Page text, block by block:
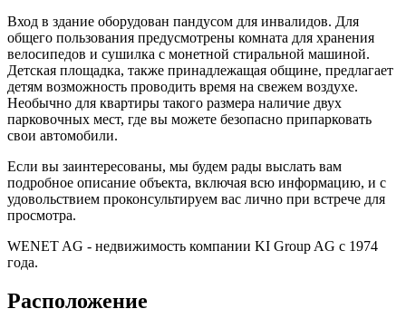
Вход в здание оборудован пандусом для инвалидов. Для
общего пользования предусмотрены комната для хранения
велосипедов и сушилка с монетной стиральной машиной.
Детская площадка, также принадлежащая общине, предлагает
детям возможность проводить время на свежем воздухе.
Необычно для квартиры такого размера наличие двух
парковочных мест, где вы можете безопасно припарковать
свои автомобили.
Если вы заинтересованы, мы будем рады выслать вам
подробное описание объекта, включая всю информацию, и с
удовольствием проконсультируем вас лично при встрече для
просмотра.
WENET AG - недвижимость компании KI Group AG с 1974
года.
Расположение